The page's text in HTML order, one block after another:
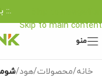
Skip to main content
.::
منو
خانه/محصولات/هود/